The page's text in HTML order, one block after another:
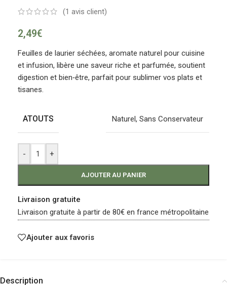
(1 avis client)
2,49€
Feuilles de laurier séchées, aromate naturel pour cuisine
et infusion, libère une saveur riche et parfumée, soutient
digestion et bien‑être, parfait pour sublimer vos plats et
tisanes.
ATOUTS Naturel, Sans Conservateur
- +
AJOUTER AU PANIER
Livraison gratuite
Livraison gratuite à partir de 80€ en france métropolitaine
Ajouter aux favoris
Description